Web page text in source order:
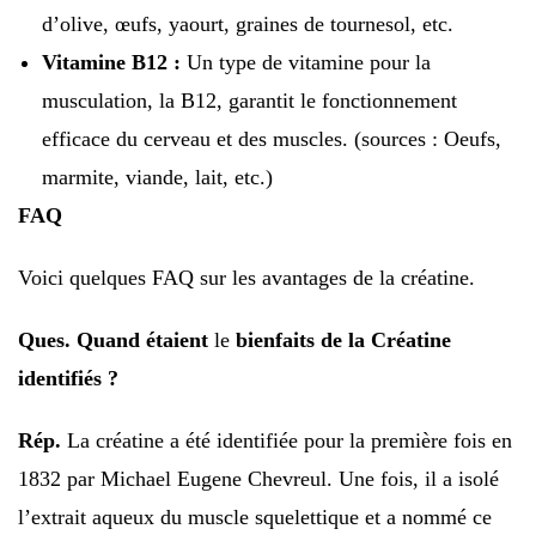
d’olive, œufs, yaourt, graines de tournesol, etc.
Vitamine B12 : Un type de vitamine pour la
musculation, la B12, garantit le fonctionnement
efficace du cerveau et des muscles. (sources : Oeufs,
marmite, viande, lait, etc.)
FAQ
Voici quelques FAQ sur les avantages de la créatine.
Ques. Quand étaient le bienfaits de la Créatine
identifiés ?
Rép. La créatine a été identifiée pour la première fois en
1832 par Michael Eugene Chevreul. Une fois, il a isolé
l’extrait aqueux du muscle squelettique et a nommé ce